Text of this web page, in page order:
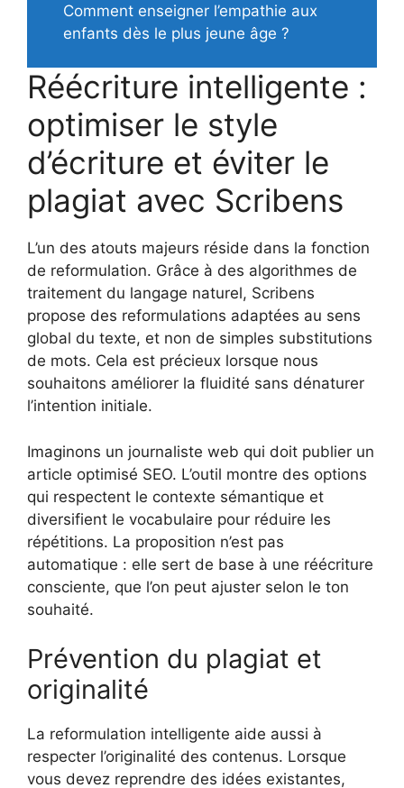
Comment enseigner l’empathie aux
enfants dès le plus jeune âge ?
Réécriture intelligente :
optimiser le style
d’écriture et éviter le
plagiat avec Scribens
L’un des atouts majeurs réside dans la fonction
de reformulation. Grâce à des algorithmes de
traitement du langage naturel, Scribens
propose des reformulations adaptées au sens
global du texte, et non de simples substitutions
de mots. Cela est précieux lorsque nous
souhaitons améliorer la fluidité sans dénaturer
l’intention initiale.
Imaginons un journaliste web qui doit publier un
article optimisé SEO. L’outil montre des options
qui respectent le contexte sémantique et
diversifient le vocabulaire pour réduire les
répétitions. La proposition n’est pas
automatique : elle sert de base à une réécriture
consciente, que l’on peut ajuster selon le ton
souhaité.
Prévention du plagiat et
originalité
La reformulation intelligente aide aussi à
respecter l’originalité des contenus. Lorsque
vous devez reprendre des idées existantes,